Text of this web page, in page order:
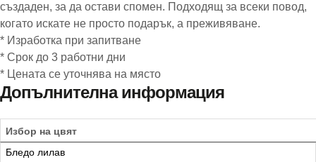
създаден, за да остави спомен. Подходящ за всеки повод,
когато искате не просто подарък, а преживяване.
* Изработка при запитване
* Срок до 3 работни дни
* Цената се уточнява на място
Допълнителна информация
Избор на цвят
Бледо лилав